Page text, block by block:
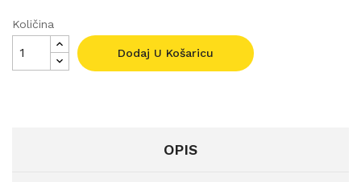
Količina
Dodaj U Košaricu
OPIS